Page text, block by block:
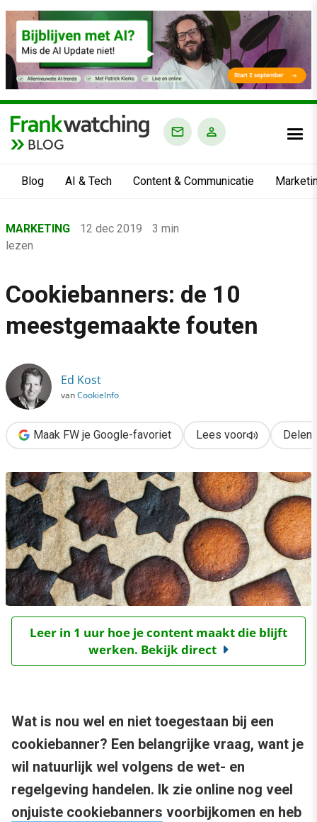
BLOG
Blog AI & Tech Content & Communicatie
›
Marketing
›
MARKETING 12 dec 2019
3 min
lezen
Cookiebanners: de 10
meestgemaakte fouten
Ed Kost
vanCookieInfo
Maak FW je Google-favoriet Lees voor Delen
Leer in 1 uur hoe je content maakt die blijft
werken. Bekijk direct
Wat is nou wel en niet toegestaan bij een
cookiebanner? Een belangrijke vraag, want je
wil natuurlijk wel volgens de wet- en
regelgeving handelen. Ik zie online nog veel
onjuiste cookiebanners voorbijkomen en heb